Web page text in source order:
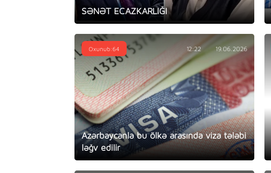
SƏNƏT ECAZKARLIĞI
Azərbaycanla bu ölkə arasında viza tələbi
ləğv edilir
Oxunub:64 12:22 19.06.2026